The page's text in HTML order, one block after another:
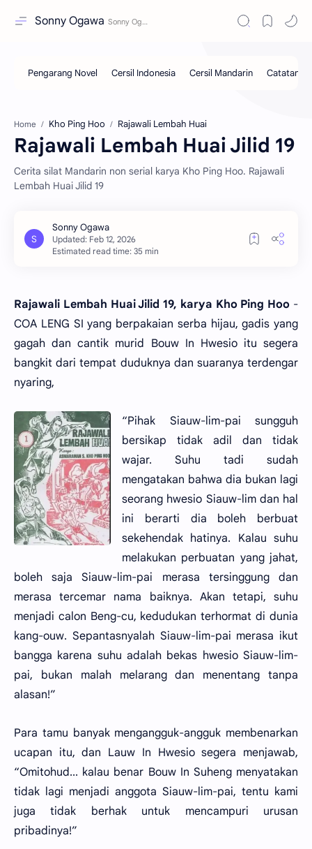
Sonny Ogawa
Home Kho Ping Hoo Rajawali Lembah Huai
Rajawali Lembah Huai Jilid 19
Cerita silat Mandarin non serial karya Kho Ping Hoo. Rajawali
Lembah Huai Jilid 19
Estimated read time: 35 min
Rajawali Lembah Huai Jilid 19, karya Kho Ping Hoo -
COA LENG SI yang berpakaian serba hijau, gadis yang
gagah dan cantik murid Bouw In Hwesio itu segera
bangkit dari tempat duduknya dan suaranya terdengar
nyaring,
“Pihak Siauw-lim-pai sungguh
bersikap tidak adil dan tidak
wajar. Suhu tadi sudah
mengatakan bahwa dia bukan lagi
seorang hwesio Siauw-lim dan hal
ini berarti dia boleh berbuat
sekehendak hatinya. Kalau suhu
melakukan perbuatan yang jahat,
boleh saja Siauw-lim-pai merasa tersinggung dan
merasa tercemar nama baiknya. Akan tetapi, suhu
menjadi calon Beng-cu, kedudukan terhormat di dunia
kang-ouw. Sepantasnyalah Siauw-lim-pai merasa ikut
bangga karena suhu adalah bekas hwesio Siauw-lim-
pai, bukan malah melarang dan menentang tanpa
alasan!”
Para tamu banyak mengangguk-angguk membenarkan
ucapan itu, dan Lauw In Hwesio segera menjawab,
“Omitohud... kalau benar Bouw In Suheng menyatakan
tidak lagi menjadi anggota Siauw-lim-pai, tentu kami
juga tidak berhak untuk mencampuri urusan
pribadinya!”